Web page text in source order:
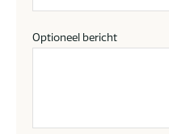
Optioneel bericht